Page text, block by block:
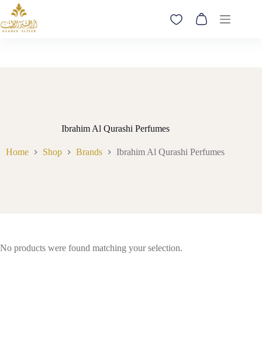
content
Shopping
Ibrahim Al Qurashi Perfumes
Home Shop Brands Ibrahim Al Qurashi Perfumes
No products were found matching your selection.